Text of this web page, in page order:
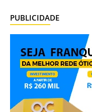
PUBLICIDADE